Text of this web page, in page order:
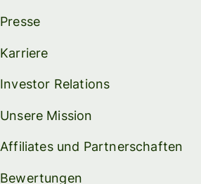
Presse
Karriere
Investor Relations
Unsere Mission
Affiliates und Partnerschaften
Bewertungen